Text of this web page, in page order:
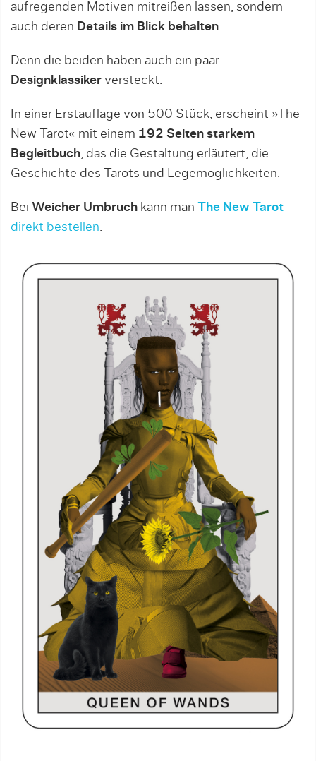
aufregenden Motiven mitreißen lassen, sondern
auch deren Details im Blick behalten.
Denn die beiden haben auch ein paar
Designklassiker versteckt.
In einer Erstauflage von 500 Stück, erscheint »The
New Tarot« mit einem 192 Seiten starkem
Begleitbuch, das die Gestaltung erläutert, die
Geschichte des Tarots und Legemöglichkeiten.
Bei Weicher Umbruch kann man The New Tarot
direkt bestellen.